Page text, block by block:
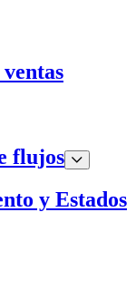
flujos
y Estados